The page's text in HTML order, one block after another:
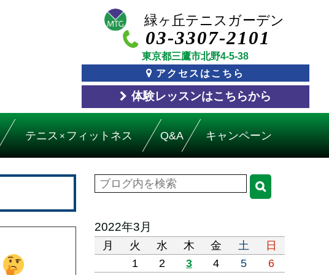
03-3307-2101
東京都三鷹市北野4-5-38
アクセスはこちら
体験レッスンはこちらから
テニス × フィットネス Q&A キャンペーン
2022年3月
月 火 水 木 金 土
日
1
2 3 4 5
6